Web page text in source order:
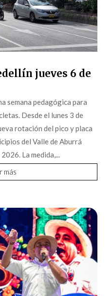
jueves 6 de
semana pedagógica para
Desde el lunes 3 de
rotación del pico y placa
del Valle de Aburrá
La medida,...
más